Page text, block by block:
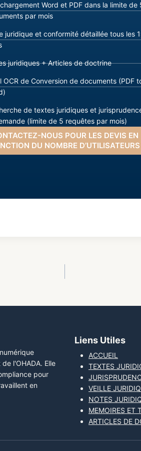
Word et PDF dans la limite de
par mois
juridique et conformité détaillée tous les
juridiques + Articles de doctrine
OCR de Conversion de documents (PDF
de textes juridiques et
(limite de 5 requêtes par mois)
NOUS POUR LES DEVIS EN
DU NOMBRE D’UTILISATEURS
l'OHADA. Elle
pour
en
Liens Utiles
ACCUEIL
TEXTES
VEILLE
NOTES
MEMOIRES ET
ARTICLES DE